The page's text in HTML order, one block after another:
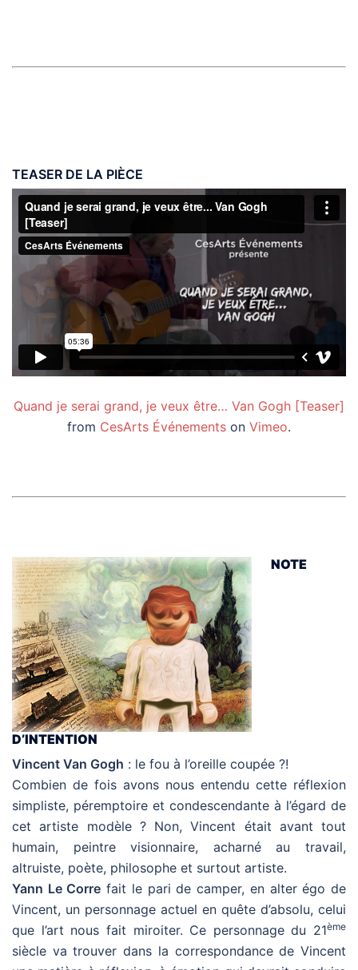
TEASER DE LA PIÈCE
Quand je serai grand, je veux être… Van Gogh [Teaser]
from CesArts Événements on Vimeo.
NOTE
D’INTENTION
Vincent Van Gogh : le fou à l’oreille coupée ?!
Combien de fois avons nous entendu cette réflexion
simpliste, péremptoire et condescendante à l’égard de
cet artiste modèle ? Non, Vincent était avant tout
humain, peintre visionnaire, acharné au travail,
altruiste, poète, philosophe et surtout artiste.
Yann Le Corre fait le pari de camper, en alter égo de
Vincent, un personnage actuel en quête d’absolu, celui
que l’art nous fait miroiter. Ce personnage du 21ème
siècle va trouver dans la correspondance de Vincent